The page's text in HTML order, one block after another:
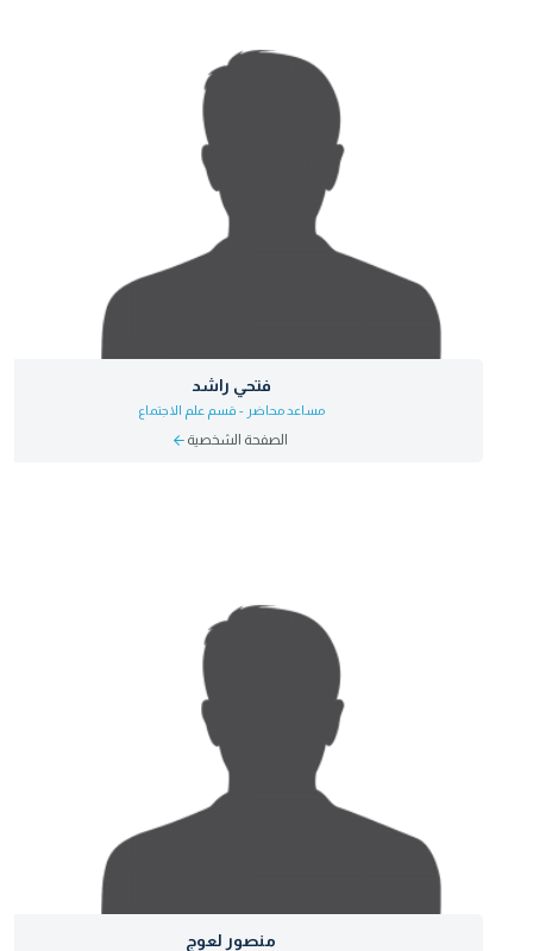
فتحي راشد
مساعد محاضر - قسم علم الاجتماع
الصفحة الشخصية
منصور لعوج